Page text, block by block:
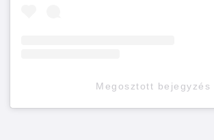
Megosztott bejegyzés